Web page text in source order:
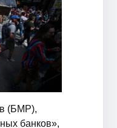
(БМР),
банков»,